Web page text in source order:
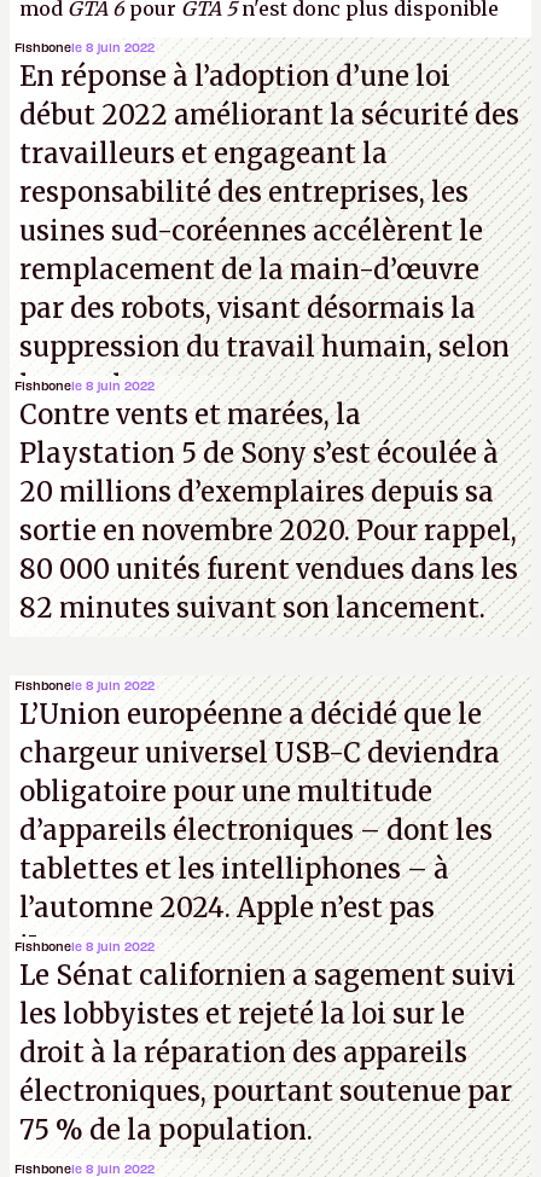
mod GTA 6pour GTA 5n'est donc plus disponible
au téléchargement. Vous pouvez encore en voir
quelques bribes surcette vidéo YouTube.A.
Fishbonele 8 juin 2022
En réponse à l’adoption d’une loi
début 2022 améliorant la sécurité des
travailleurs et engageant la
responsabilité des entreprises, les
usines sud-coréennes accélèrent le
remplacement de la main-d’œuvre
par des robots, visant désormais la
suppression du travail humain, selon
les analystes.
Fishbonele 8 juin 2022
Contre vents et marées, la
Playstation 5 de Sony s’est écoulée à
20 millions d’exemplaires depuis sa
sortie en novembre 2020. Pour rappel,
80 000 unités furent vendues dans les
82 minutes suivant son lancement.
Fishbonele 8 juin 2022
L’Union européenne a décidé que le
chargeur universel USB-C deviendra
obligatoire pour une multitude
d’appareils électroniques – dont les
tablettes et les intelliphones – à
l’automne 2024. Apple n’est pas
iJouasse.
Fishbonele 8 juin 2022
Le Sénat californien a sagement suivi
les lobbyistes et rejeté la loi sur le
droit à la réparation des appareils
électroniques, pourtant soutenue par
75 % de la population.
Fishbonele 8 juin 2022